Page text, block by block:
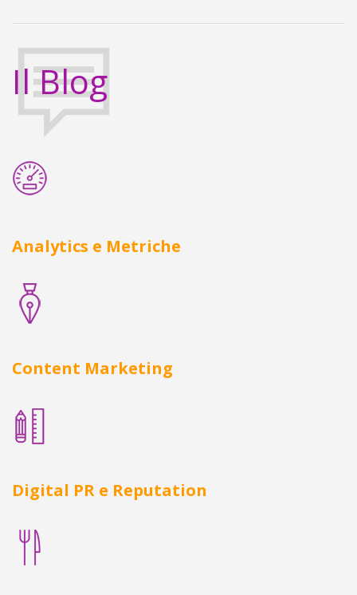
Il Blog
Analytics e Metriche
Content Marketing
Digital PR e Reputation